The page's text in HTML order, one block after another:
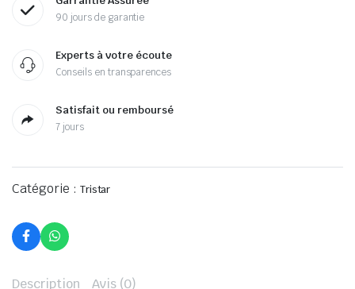
90 jours de garantie
Experts à votre écoute
Conseils en transparences
Satisfait ou remboursé
7 jours
Catégorie : Tristar
Description Avis (0)